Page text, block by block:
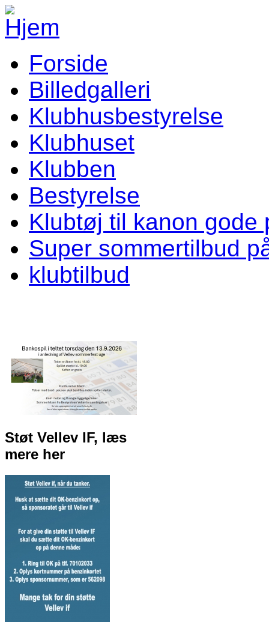
Gå til hovedindhold
Vellev IF Menu
Forside
Billedgalleri
Klubhusbestyrelse
Klubhuset
Klubben
Bestyrelse
Klubtøj til kanon gode
Super sommertilbud
klubtilbud
Støt Vellev IF, læs
mere her